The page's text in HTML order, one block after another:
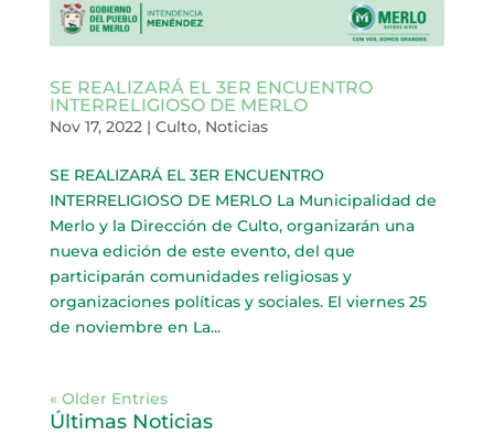
SE REALIZARÁ EL 3ER ENCUENTRO
INTERRELIGIOSO DE MERLO
Nov 17, 2022| Culto, Noticias
SE REALIZARÁ EL 3ER ENCUENTRO
INTERRELIGIOSO DE MERLO La Municipalidad de
Merlo y la Dirección de Culto, organizarán una
nueva edición de este evento, del que
participarán comunidades religiosas y
organizaciones políticas y sociales. El viernes 25
de noviembre en La...
« Older Entries
Últimas Noticias